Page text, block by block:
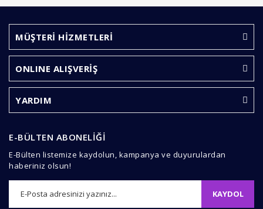
MÜŞTERİ HİZMETLERİ
ONLINE ALIŞVERİŞ
YARDIM
E-BÜLTEN ABONELİĞİ
E-Bülten listemize kaydolun, kampanya ve duyurulardan
haberiniz olsun!
KAYDOL